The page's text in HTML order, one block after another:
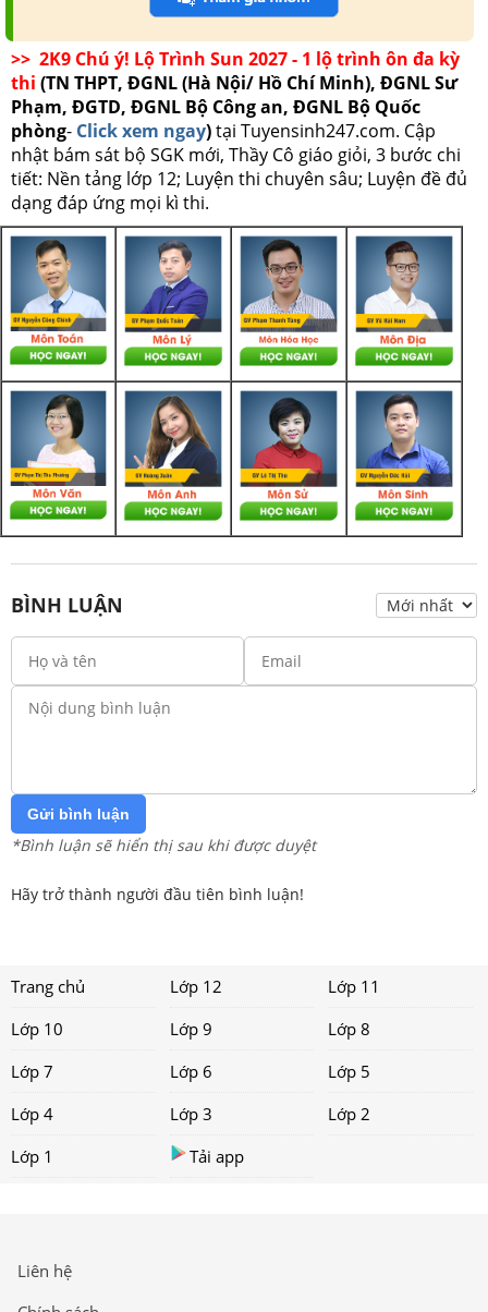
>> 2K9 Chú ý! Lộ Trình Sun 2027 - 1 lộ trình ôn đa kỳ
thi (TN THPT, ĐGNL (Hà Nội/ Hồ Chí Minh), ĐGNL Sư
Phạm, ĐGTD, ĐGNL Bộ Công an, ĐGNL Bộ Quốc
phòng- Click xem ngay)tại Tuyensinh247.com. Cập
nhật bám sát bộ SGK mới, Thầy Cô giáo giỏi, 3 bước chi
tiết: Nền tảng lớp 12; Luyện thi chuyên sâu; Luyện đề đủ
dạng đáp ứng mọi kì thi.
BÌNH LUẬN
Gửi bình luận
*Bình luận sẽ hiển thị sau khi được duyệt
Hãy trở thành người đầu tiên bình luận!
Trang chủ Lớp 12
Lớp 11
Lớp 10
Lớp 9
Lớp 8
Lớp 7
Lớp 6
Lớp 5
Lớp 4
Lớp 3
Lớp 2
Lớp 1
Tải app
Liên hệ